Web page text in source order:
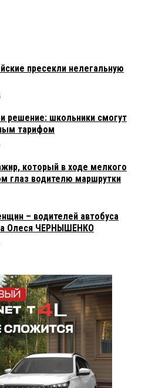
Вози их Геворгян, они заслужили
транспорт, как
пресекли нелегальную
решение: школьники смогут
тарифом
который в ходе мелкого
глаз водителю маршрутки
– водителей автобуса
Олеся ЧЕРНЫШЕНКО